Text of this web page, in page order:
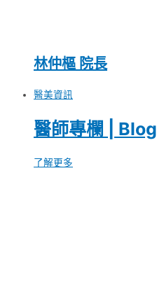
林仲樞 院長
醫美資訊
醫師專欄 | Blog
了解更多